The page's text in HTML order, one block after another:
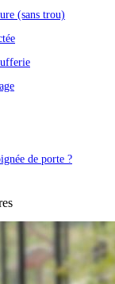
(sans trou)
de porte ?